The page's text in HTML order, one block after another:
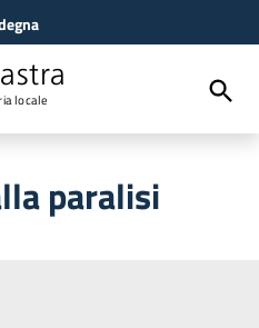
locale
paralisi